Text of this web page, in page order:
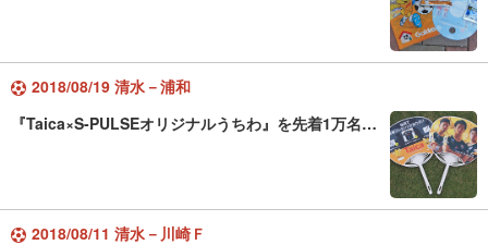
2018/08/19 清水－浦和
『Taica×S-PULSEオリジナルうちわ』を先着1万名…
2018/08/11 清水－川崎Ｆ